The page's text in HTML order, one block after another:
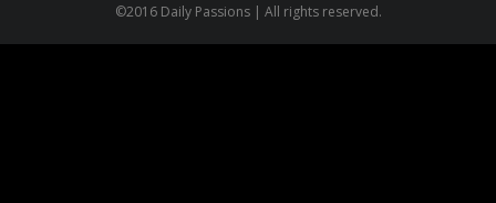
©2016 Daily Passions | All rights reserved.